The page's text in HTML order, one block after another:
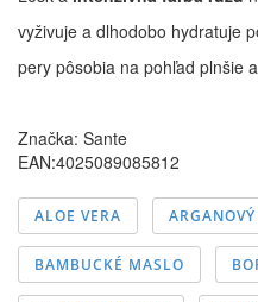
vyživuje a dlhodobo hydratuje
pery pôsobia na pohľad plnšie
Značka: Sante
EAN:4025089085812
ALOE VERA ARGANOVÝ
BAMBUCKÉ MASLO